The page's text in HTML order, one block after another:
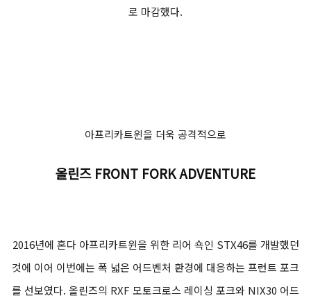
로 마감했다.
아프리카트윈을 더욱 공격적으로
올린즈 FRONT FORK ADVENTURE
2016년에 혼다 아프리카트윈을 위한 리어 쇽인 STX46를 개발했던
것에 이어 이번에는 폭 넓은 어드벤처 환경에 대응하는 프런트 포크
를 선보였다. 올린즈의 RXF 모토크로스 레이싱 포크와 NIX30 어드